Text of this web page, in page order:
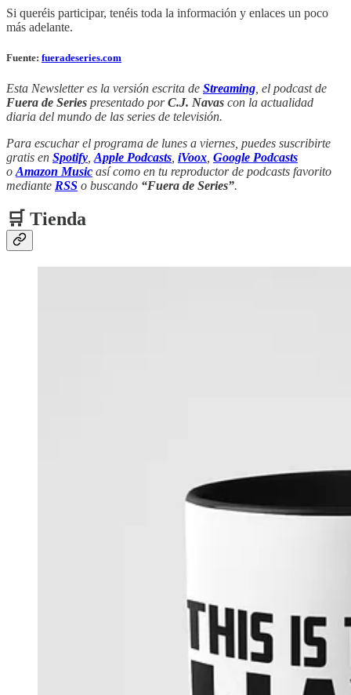
Si queréis participar, tenéis toda la información y enlaces un poco
más adelante.
Fuente: fueradeseries.com
Esta Newsletter es la versión escrita de Streaming, el podcast de
Fuera de Series presentado porC.J. Navas con la actualidad
diaria del mundo de las series de televisión.
Para escuchar el programa de lunes a viernes, puedes suscribirte
gratis en Spotify,Apple Podcasts, iVoox, Google Podcasts
oAmazon Music así como en tu reproductor de podcasts favorito
mediante RSS o buscando “Fuera de Series”.
🛒 Tienda